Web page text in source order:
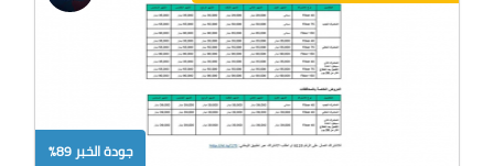
جودة الخبر 89%